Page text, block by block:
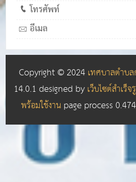
โทรศัพท์
อีเมล
Copyright © 2024เทศบาลตำบ
14.0.1 designed byเว็บไซต์สำเร็
พร้อมใช้งานpage process